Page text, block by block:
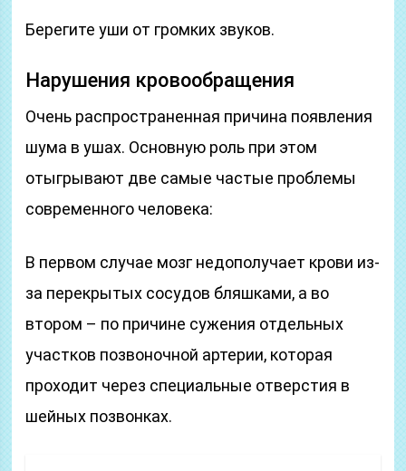
Берегите уши от громких звуков.
Нарушения кровообращения
Очень распространенная причина появления
шума в ушах. Основную роль при этом
отыгрывают две самые частые проблемы
современного человека:
В первом случае мозг недополучает крови из-
за перекрытых сосудов бляшками, а во
втором – по причине сужения отдельных
участков позвоночной артерии, которая
проходит через специальные отверстия в
шейных позвонках.